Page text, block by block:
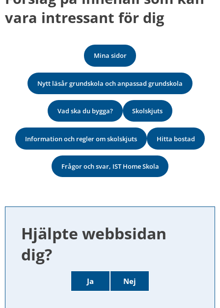
vara intressant för dig
Mina sidor
Nytt läsår grundskola och anpassad grundskola
Vad ska du bygga? Skolskjuts
Information och regler om skolskjuts Hitta bostad
Frågor och svar, IST Home Skola
Hjälpte webbsidan
dig?
Ja Nej